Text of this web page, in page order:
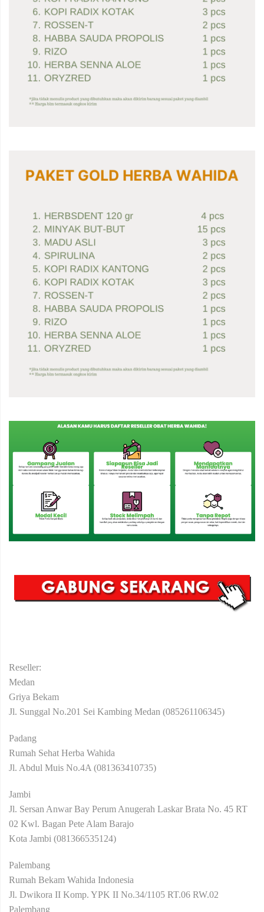
Reseller:
Medan
Griya Bekam
Jl. Sunggal No.201 Sei Kambing Medan (085261106345)
Padang
Rumah Sehat Herba Wahida
Jl. Abdul Muis No.4A (081363410735)
Jambi
Jl. Sersan Anwar Bay Perum Anugerah Laskar Brata No. 45 RT
02 Kwl. Bagan Pete Alam Barajo
Kota Jambi (081366535124)
Palembang
Rumah Bekam Wahida Indonesia
Jl. Dwikora II Komp. YPK II No.34/1105 RT.06 RW.02
Palembang